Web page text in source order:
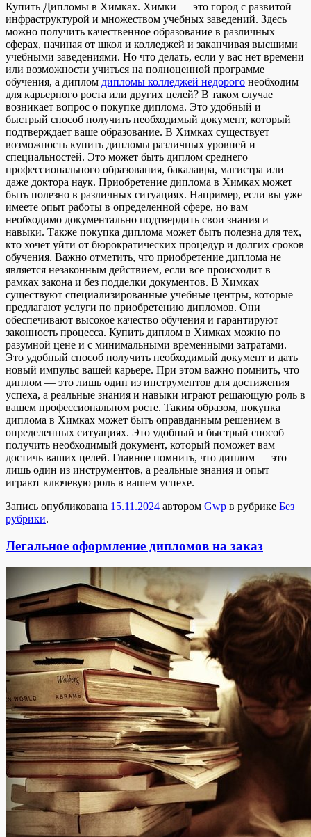
Купить Диплoмы в Xимкax. Xимки — это город с развитой
инфраструктурой и множеством учебных заведений. Здесь
можно получить качественное образование в различных
сферах, начиная от школ и колледжей и заканчивая высшими
учебными заведениями. Но что делать, если у вас нет времени
или возможности учиться на полноценной программе
обучения, а диплом дипломы колледжей недорого необходим
для карьерного роста или других целей? В таком случае
возникает вопрос о покупке диплома. Это удобный и
быстрый способ получить необходимый документ, который
подтверждает ваше образование. В Химках существует
возможность купить дипломы различных уровней и
специальностей. Это может быть диплом среднего
профессионального образования, бакалавра, магистра или
даже доктора наук. Приобретение диплома в Химках может
быть полезно в различных ситуациях. Например, если вы уже
имеете опыт работы в определенной сфере, но вам
необходимо документально подтвердить свои знания и
навыки. Также покупка диплома может быть полезна для тех,
кто хочет уйти от бюрократических процедур и долгих сроков
обучения. Важно отметить, что приобретение диплома не
является незаконным действием, если все происходит в
рамках закона и без подделки документов. В Химках
существуют специализированные учебные центры, которые
предлагают услуги по приобретению дипломов. Они
обеспечивают высокое качество обучения и гарантируют
законность процесса. Купить диплом в Химках можно по
разумной цене и с минимальными временными затратами.
Это удобный способ получить необходимый документ и дать
новый импульс вашей карьере. При этом важно помнить, что
диплом — это лишь один из инструментов для достижения
успеха, а реальные знания и навыки играют решающую роль в
вашем профессиональном росте. Таким образом, покупка
диплома в Химках может быть оправданным решением в
определенных ситуациях. Это удобный и быстрый способ
получить необходимый документ, который поможет вам
достичь ваших целей. Главное помнить, что диплом — это
лишь один из инструментов, а реальные знания и опыт
играют ключевую роль в вашем успехе.
Запись опубликована 15.11.2024 автором Gwp в рубрике Без
рубрики.
Легальное оформление дипломов на заказ